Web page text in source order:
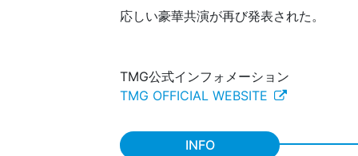
応しい豪華共演が再び発表された。
TMG公式インフォメーション
TMG OFFICIAL WEBSITE
INFO